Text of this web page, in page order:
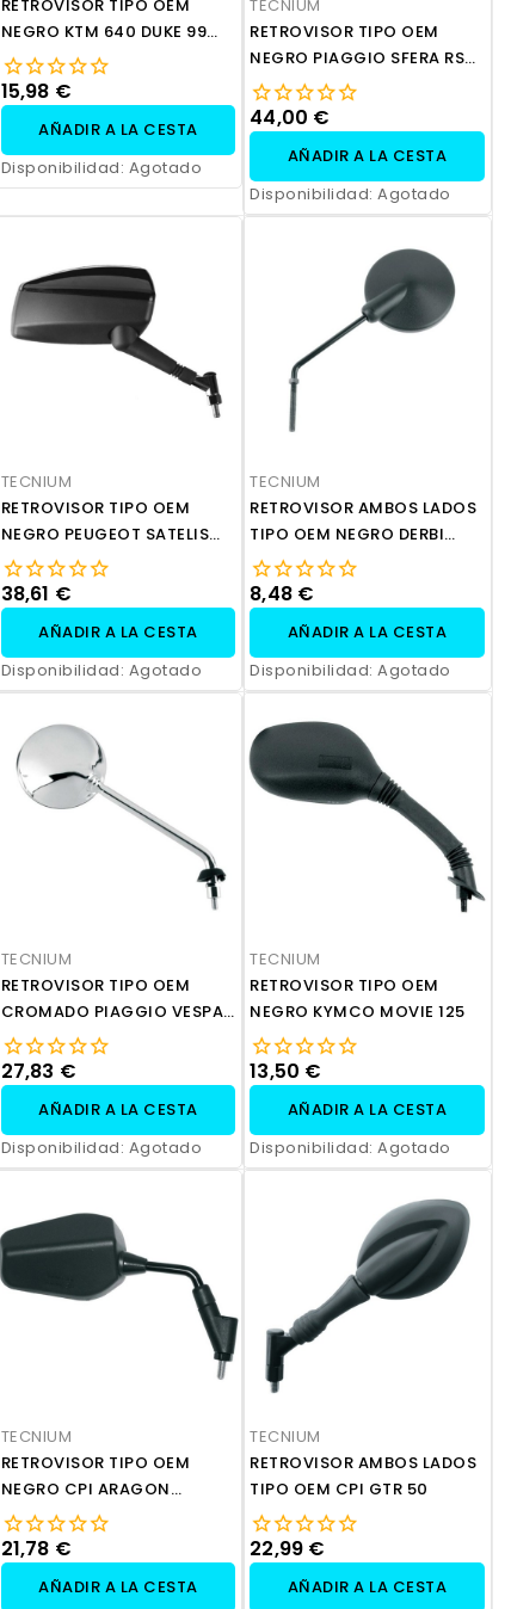
RETROVISOR TIPO OEM
NEGRO KTM 640 DUKE 99
990 SUPERDUKE
15,98 €
AÑADIR A LA CESTA
Disponibilidad: Agotado
TECNIUM
RETROVISOR TIPO OEM
NEGRO PIAGGIO SFERA RST
50
44,00 €
AÑADIR A LA CESTA
Disponibilidad:Agotado
TECNIUM
RETROVISOR TIPO OEM
NEGRO PEUGEOT SATELIS
125
38,61 €
AÑADIR A LA CESTA
Disponibilidad: Agotado
TECNIUM
RETROVISOR AMBOS LADOS
TIPO OEM NEGRO DERBI
SENDA
8,48 €
AÑADIR A LA CESTA
Disponibilidad:Agotado
TECNIUM
RETROVISOR TIPO OEM
CROMADO PIAGGIO VESPA
GTS250 IE
27,83 €
AÑADIR A LA CESTA
Disponibilidad: Agotado
TECNIUM
RETROVISOR TIPO OEM
NEGRO KYMCO MOVIE 125
13,50 €
AÑADIR A LA CESTA
Disponibilidad:Agotado
TECNIUM
RETROVISOR TIPO OEM
NEGRO CPI ARAGON
GP50125
21,78 €
AÑADIR A LA CESTA
TECNIUM
RETROVISOR AMBOS LADOS
TIPO OEM CPI GTR 50
22,99 €
AÑADIR A LA CESTA